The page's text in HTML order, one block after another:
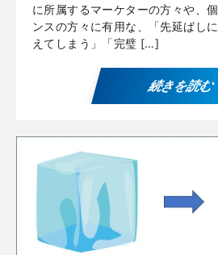
に所属するマーケターの方々や、
ンスの方々に有用な、「先延ばし
えてしまう」「完璧 […]
続きを読む